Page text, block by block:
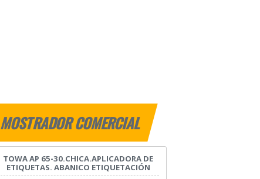
MOSTRADOR COMERCIAL
TOWA AP 65-30.CHICA.APLICADORA DE
ETIQUETAS. ABANICO ETIQUETACIÓN